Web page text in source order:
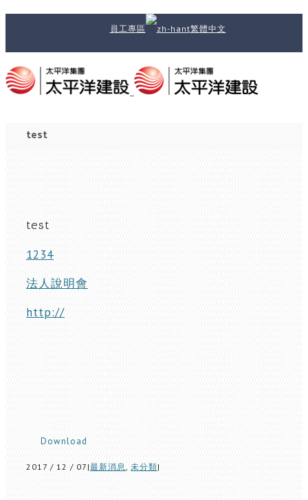
員工專區 繁體中文
test
test
1234
法人說明會
http://
Download
2017 / 12 / 07 |最新消息, 未分類|